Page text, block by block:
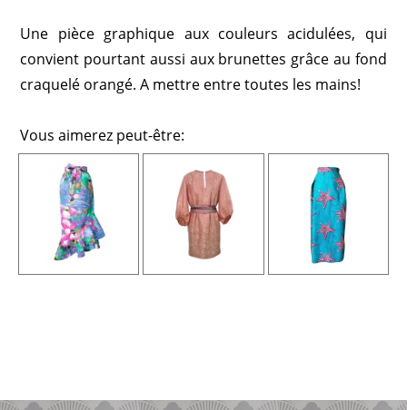
Une pièce graphique aux couleurs acidulées, qui
convient pourtant aussi aux brunettes grâce au fond
craquelé orangé. A mettre entre toutes les mains!
Vous aimerez peut-être: